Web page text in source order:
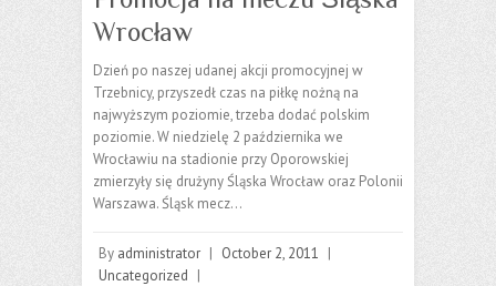
Wrocław
Dzień po naszej udanej akcji promocyjnej w
Trzebnicy, przyszedł czas na piłkę nożną na
najwyższym poziomie, trzeba dodać polskim
poziomie. W niedzielę 2 października we
Wrocławiu na stadionie przy Oporowskiej
zmierzyły się drużyny Śląska Wrocław oraz Polonii
Warszawa. Śląsk mecz…
By administrator | October 2, 2011 |
Uncategorized |